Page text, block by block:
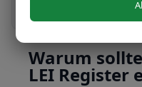
Warum
LEI Register